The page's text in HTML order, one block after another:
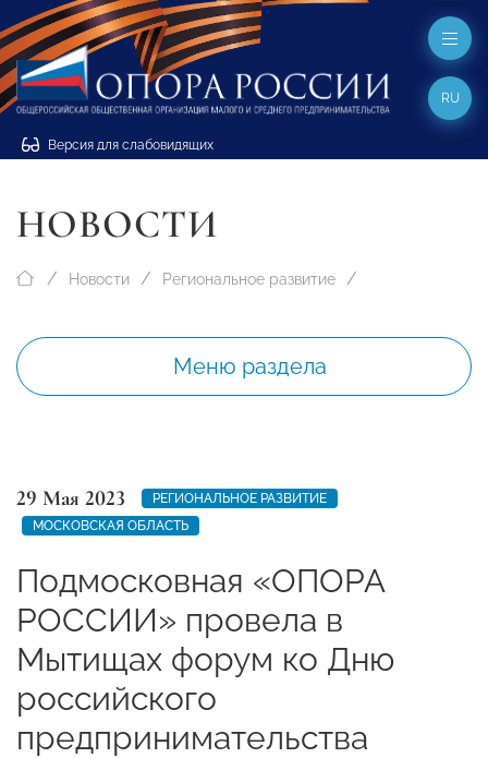
Версия для слабовидящих
RU
НОВОСТИ
Новости Региональное развитие
Меню раздела
29 Мая 2023
РЕГИОНАЛЬНОЕ РАЗВИТИЕ
МОСКОВСКАЯ ОБЛАСТЬ
Подмосковная «ОПОРА
РОССИИ» провела в
Мытищах форум ко Дню
российского
предпринимательства